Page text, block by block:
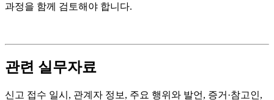
과정을 함께 검토해야 합니다.
관련 실무자료
신고 접수 일시, 관계자 정보, 주요 행위와 발언, 증거·참고인,